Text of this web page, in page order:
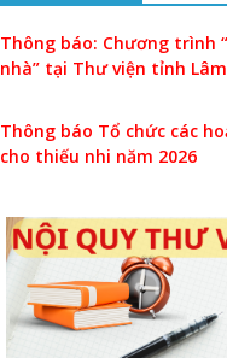
Thông báo: Chương trình
nhà” tại Thư viện tỉnh
Thông báo Tổ chức các
cho thiếu nhi năm 2026